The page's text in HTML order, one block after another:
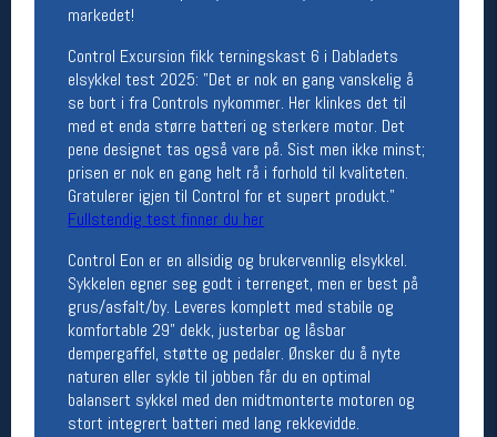
markedet!
Control Excursion fikk terningskast 6 i Dabladets
elsykkel test 2025: "Det er nok en gang vanskelig å
se bort i fra Controls nykommer. Her klinkes det til
med et enda større batteri og sterkere motor. Det
pene designet tas også vare på. Sist men ikke minst;
prisen er nok en gang helt rå i forhold til kvaliteten.
Gratulerer igjen til Control for et supert produkt."
Fullstendig test finner du her
Control Eon er en allsidig og brukervennlig elsykkel.
Sykkelen egner seg godt i terrenget, men er best på
grus/asfalt/by. Leveres komplett med stabile og
komfortable 29" dekk, justerbar og låsbar
dempergaffel, støtte og pedaler. Ønsker du å nyte
naturen eller sykle til jobben får du en optimal
balansert sykkel med den midtmonterte motoren og
stort integrert batteri med lang rekkevidde.
Åpningstider butikk
Man-Fredag:
11-18
Lørdag:
11-16
Team Oslo Sportslager
Magasinet
Medlemstilbud og aktiviteter
MELD DEG INN GRATIS
Åpningstider verkstedet
Man-Fredag:
11-18
Lørdag:
11-16
Om verkstedet
For å bestille time må du logge inn i